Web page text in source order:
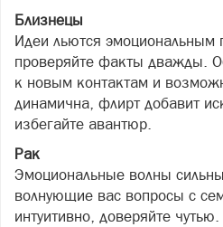
Близнецы
Идеи льются
проверяйте факты дважды.
к новым контактам и
динамична, флирт добавит
избегайте авантюр.
Рак
Эмоциональные волны
волнующие вас вопросы с
интуитивно, доверяйте